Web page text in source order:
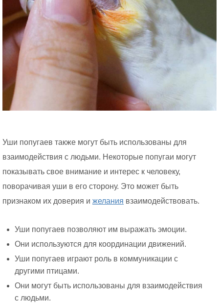
Уши попугаев также могут быть использованы для
взаимодействия с людьми. Некоторые попугаи могут
показывать свое внимание и интерес к человеку,
поворачивая уши в его сторону. Это может быть
признаком их доверия и желания взаимодействовать.
Уши попугаев позволяют им выражать эмоции.
Они используются для координации движений.
Уши попугаев играют роль в коммуникации с
другими птицами.
Они могут быть использованы для взаимодействия
с людьми.